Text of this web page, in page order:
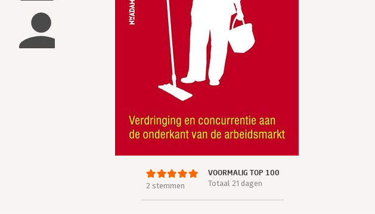
2 stemmen
VOORMALIG TOP 100
Totaal 21 dagen